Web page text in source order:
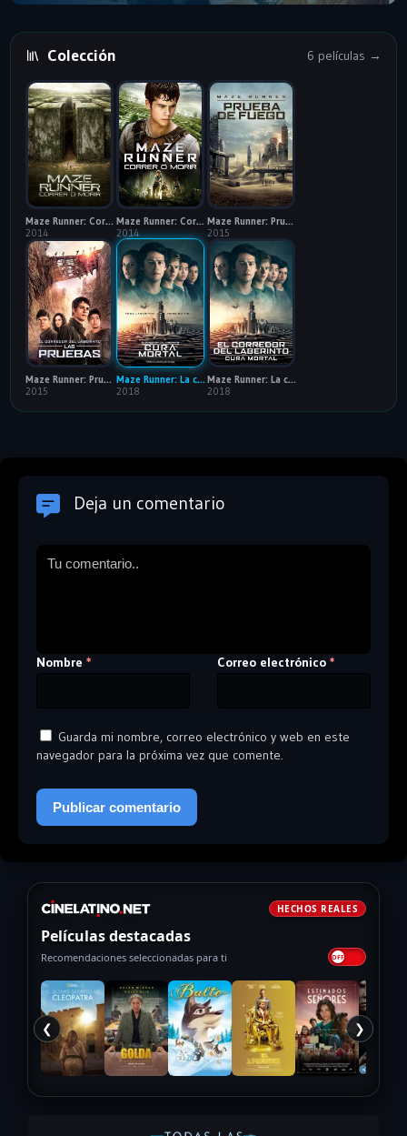
Colección 6 películas →
Maze Runner: Correr o morir
2014
Maze Runner: Correr o morir: 60FPS (Open Matte) - VIP
2014
Maze Runner: Prueba de fuego
2015
Maze Runner: Prueba de fuego: 60FPS (Open Matte) - VIP
2015
Maze Runner: La cura mortal
2018
Maze Runner: La cura mortal: 60FPS (Open Matte) - VIP
2018
Deja un comentario
Nombre * Correo electrónico *
Guarda mi nombre, correo electrónico y web en este
navegador para la próxima vez que comente.
HECHOS REALES
Películas destacadas
Recomendaciones seleccionadas para ti
❮ ❯